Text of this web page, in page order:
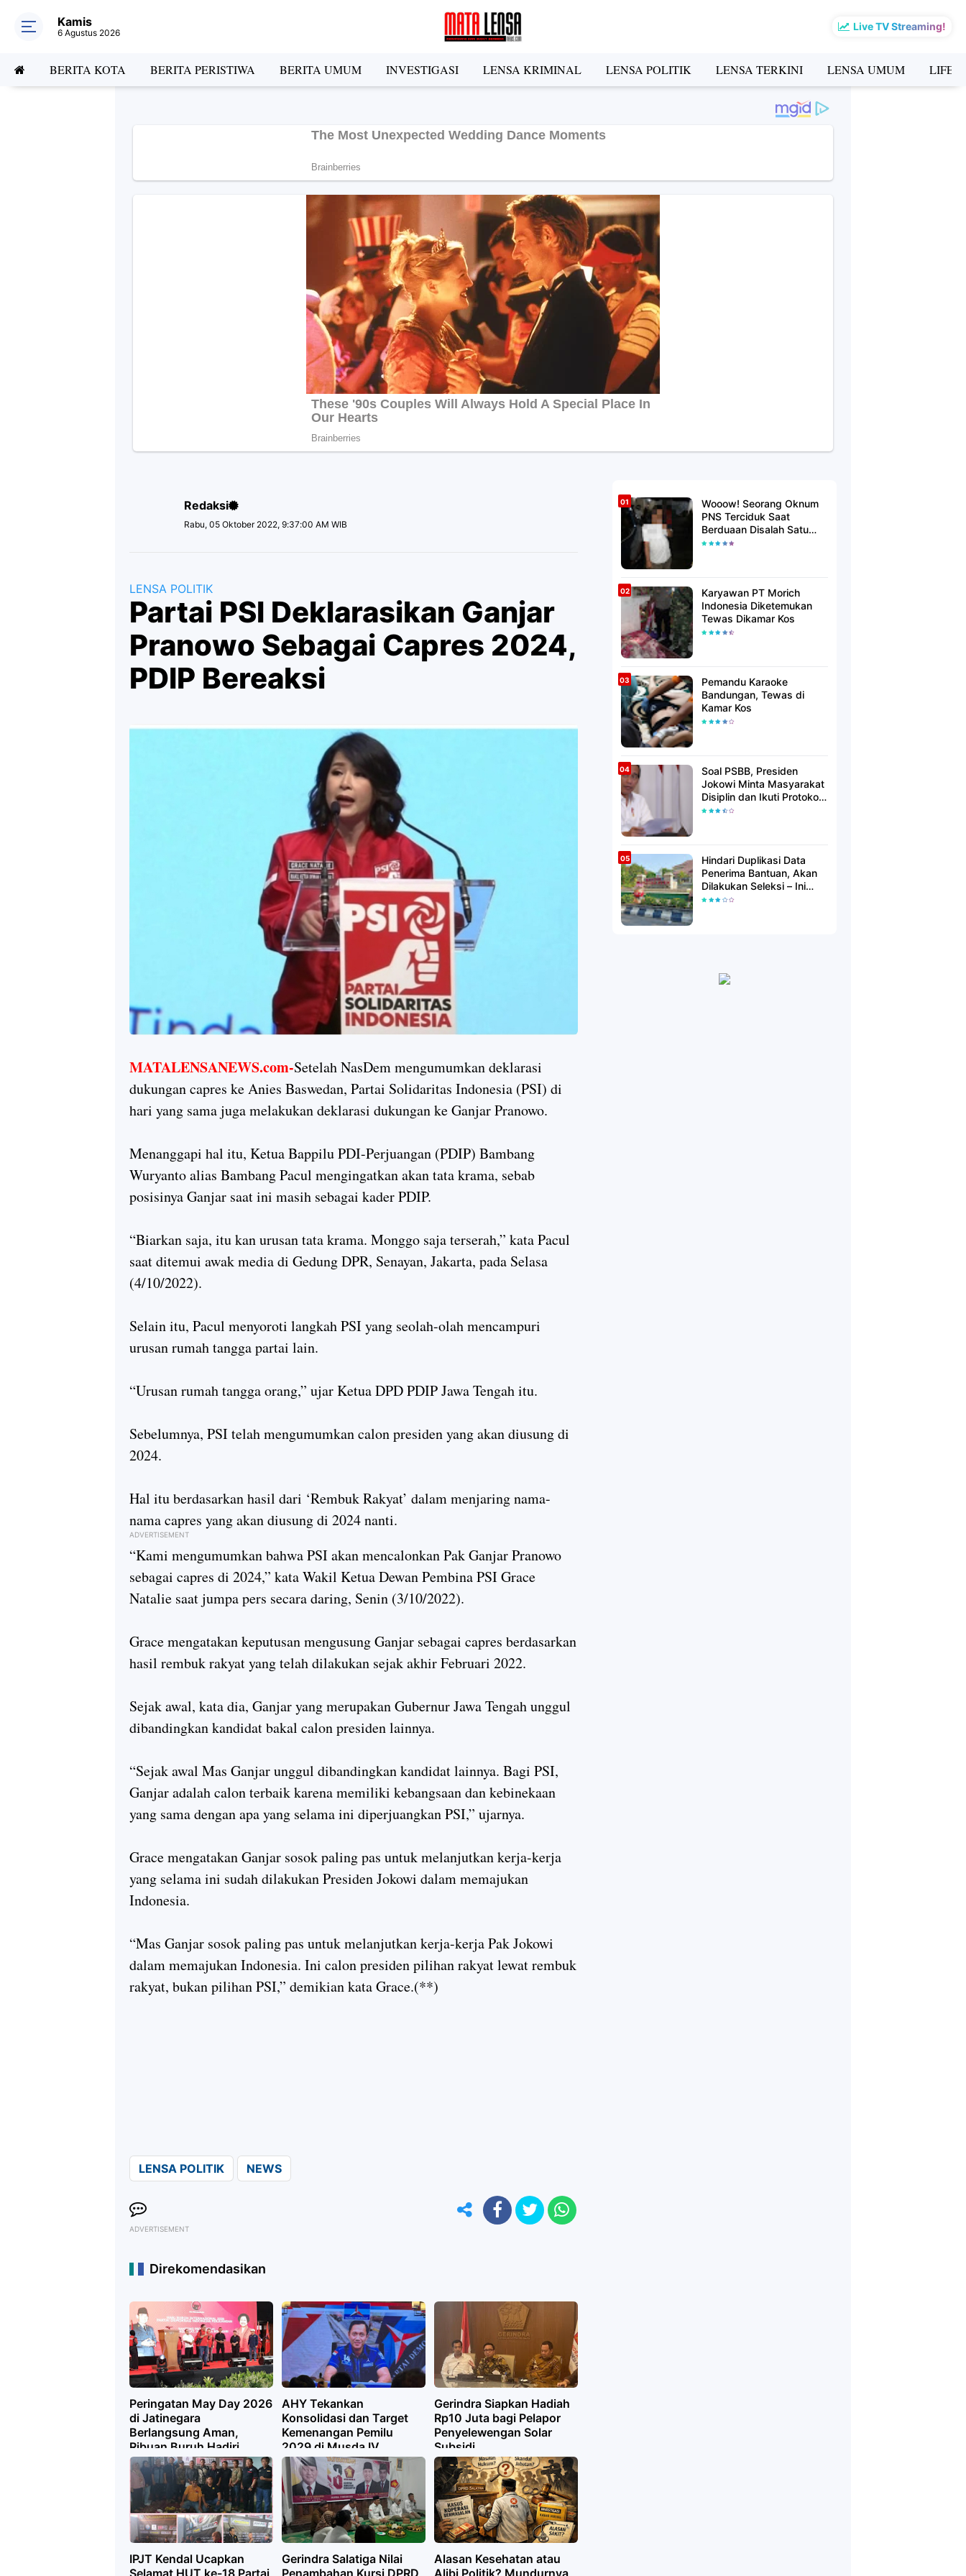
Live TV Streaming!
Kamis
6 Agustus 2026
BERITA KOTA BERITA PERISTIWA BERITA UMUM INVESTIGASI LENSA KRIMINAL LENSA POLITIK LENSA TERKINI LENSA UMUM
Redaksi
Rabu, 05 Oktober 2022, 9:37:00 AM WIB
LENSA POLITIK
Partai PSI Deklarasikan Ganjar
Pranowo Sebagai Capres 2024,
PDIP Bereaksi
MATALENSANEWS.com-Setelah NasDem mengumumkan deklarasi
dukungan capres ke Anies Baswedan, Partai Solidaritas Indonesia (PSI) di
hari yang sama juga melakukan deklarasi dukungan ke Ganjar Pranowo.
Menanggapi hal itu, Ketua Bappilu PDI-Perjuangan (PDIP) Bambang
Wuryanto alias Bambang Pacul mengingatkan akan tata krama, sebab
posisinya Ganjar saat ini masih sebagai kader PDIP.
“Biarkan saja, itu kan urusan tata krama. Monggo saja terserah,” kata Pacul
saat ditemui awak media di Gedung DPR, Senayan, Jakarta, pada Selasa
(4/10/2022).
Selain itu, Pacul menyoroti langkah PSI yang seolah-olah mencampuri
urusan rumah tangga partai lain.
“Urusan rumah tangga orang,” ujar Ketua DPD PDIP Jawa Tengah itu.
Sebelumnya, PSI telah mengumumkan calon presiden yang akan diusung di
2024.
Hal itu berdasarkan hasil dari ‘Rembuk Rakyat’ dalam menjaring nama-
nama capres yang akan diusung di 2024 nanti.
ADVERTISEMENT
“Kami mengumumkan bahwa PSI akan mencalonkan Pak Ganjar Pranowo
sebagai capres di 2024,” kata Wakil Ketua Dewan Pembina PSI Grace
Natalie saat jumpa pers secara daring, Senin (3/10/2022).
Grace mengatakan keputusan mengusung Ganjar sebagai capres berdasarkan
hasil rembuk rakyat yang telah dilakukan sejak akhir Februari 2022.
Sejak awal, kata dia, Ganjar yang merupakan Gubernur Jawa Tengah unggul
dibandingkan kandidat bakal calon presiden lainnya.
“Sejak awal Mas Ganjar unggul dibandingkan kandidat lainnya. Bagi PSI,
Ganjar adalah calon terbaik karena memiliki kebangsaan dan kebinekaan
yang sama dengan apa yang selama ini diperjuangkan PSI,” ujarnya.
Grace mengatakan Ganjar sosok paling pas untuk melanjutkan kerja-kerja
yang selama ini sudah dilakukan Presiden Jokowi dalam memajukan
Indonesia.
“Mas Ganjar sosok paling pas untuk melanjutkan kerja-kerja Pak Jokowi
dalam memajukan Indonesia. Ini calon presiden pilihan rakyat lewat rembuk
rakyat, bukan pilihan PSI,” demikian kata Grace.(**)
LENSA POLITIK NEWS
ADVERTISEMENT
Direkomendasikan
Peringatan May Day 2026
di Jatinegara
Berlangsung Aman,
Ribuan Buruh Hadiri
Acara PDIP
AHY Tekankan
Konsolidasi dan Target
Kemenangan Pemilu
2029 di Musda IV
Demokrat Jateng
Gerindra Siapkan Hadiah
Rp10 Juta bagi Pelapor
Penyelewengan Solar
Subsidi
IPJT Kendal Ucapkan
Gerindra Salatiga Nilai
Alasan Kesehatan atau
Wooow! Seorang Oknum
PNS Terciduk Saat
Berduaan Disalah Satu
Kamar Hotel Salatiga
Karyawan PT Morich
Indonesia Diketemukan
Tewas Dikamar Kos
Pemandu Karaoke
Bandungan, Tewas di
Kamar Kos
Soal PSBB, Presiden
Jokowi Minta Masyarakat
Disiplin dan Ikuti Protokol
Kesehatan
Hindari Duplikasi Data
Penerima Bantuan, Akan
Dilakukan Seleksi – Ini
Penjelasanya